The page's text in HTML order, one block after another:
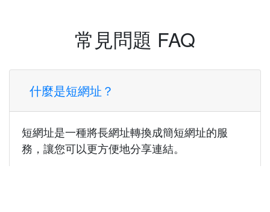
常見問題 FAQ
什麼是短網址？
短網址是一種將長網址轉換成簡短網址的服
務，讓您可以更方便地分享連結。